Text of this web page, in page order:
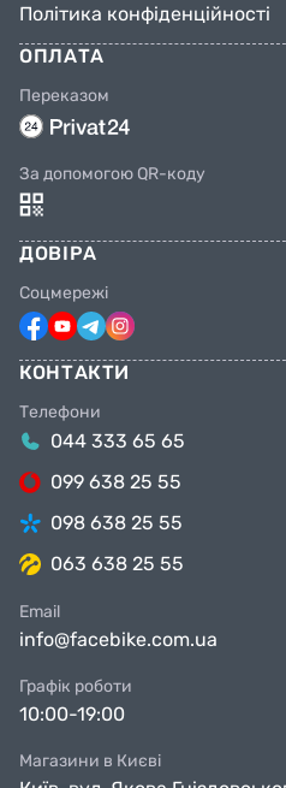
Політика конфіденційності
ОПЛАТА
Переказом
За допомогою QR-коду
ДОВІРА
Соцмережі
КОНТАКТИ
Телефони
044 333 65 65
099 638 25 55
098 638 25 55
063 638 25 55
Email
info@facebike.com.ua
Графік роботи
10:00-19:00
Магазини в Києві